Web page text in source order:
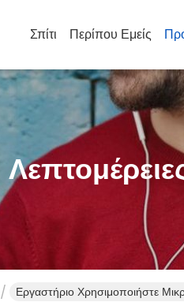
Σπίτι Περίπου Εμείς
Εργαστήριο Χρησιμοποιήστε